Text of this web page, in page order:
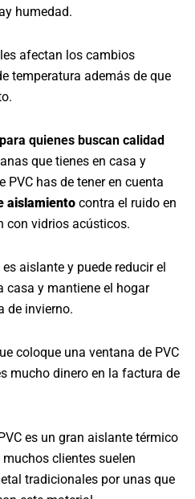
humedad.
afectan los cambios
temperatura además de que
quienes buscan calidad
que tienes en casa y
PVC has de tener en cuenta
aislamiento contra el ruido en
con vidrios acústicos.
aislante y puede reducir el
casa y mantiene el hogar
de invierno.
coloque una ventana de PVC
mucho dinero en la factura de
es un gran aislante térmico
clientes suelen
tradicionales por unas que